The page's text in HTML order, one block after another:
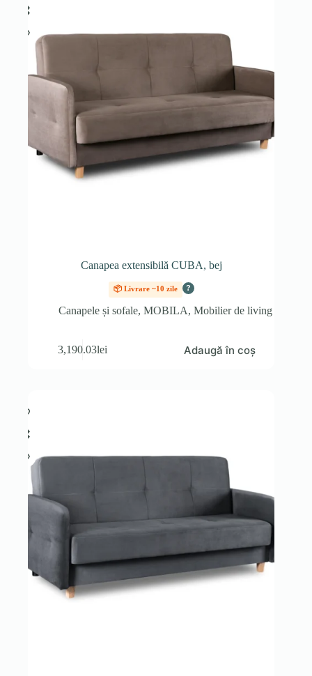
Canapea extensibilă CUBA, bej
📦 Livrare ~10 zile ?
Canapele și sofale, MOBILA, Mobilier de living
3,190.03lei Adaugă în coș